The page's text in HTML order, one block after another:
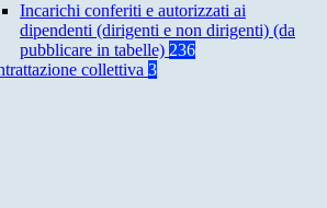
Incarichi conferiti e autorizzati ai
dipendenti (dirigenti e non dirigenti) (da
pubblicare in tabelle) 236
collettiva 3